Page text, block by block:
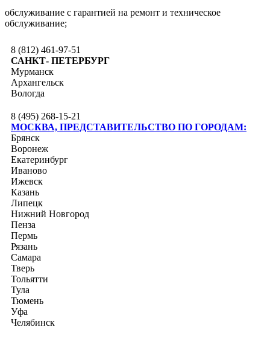
обслуживание с гарантией на ремонт и техническое
обслуживание;
8 (812) 461-97-51
САНКТ- ПЕТЕРБУРГ
Мурманск
Архангельск
Вологда
8 (495) 268-15-21
МОСКВА, ПРЕДСТАВИТЕЛЬСТВО ПО ГОРОДАМ:
Брянск
Воронеж
Екатеринбург
Иваново
Ижевск
Казань
Липецк
Нижний Новгород
Пенза
Пермь
Рязань
Самара
Тверь
Тольятти
Тула
Тюмень
Уфа
Челябинск